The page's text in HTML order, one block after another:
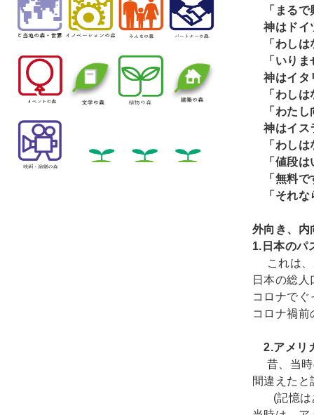
「まるで
神はドイ
「わしは
「いりま
神はイタ
「わしは
「わたし
神はイス
「わしは
「値段は
「無料で
「それ
外向き、内
1. 日本のパ
これは
日本の総
コロナで
コロナ禍
2.アメリ
昔、当
間違えたと
(記憶